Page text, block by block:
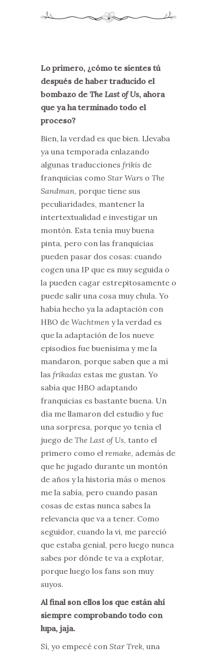
Lo primero, ¿cómo te sientes tú
después de haber traducido el
bombazo de The Last of Us, ahora
que ya ha terminado todo el
proceso?
Bien, la verdad es que bien. Llevaba
ya una temporada enlazando
algunas traducciones frikis de
franquicias como Star Wars o The
Sandman, porque tiene sus
peculiaridades, mantener la
intertextualidad e investigar un
montón. Esta tenía muy buena
pinta, pero con las franquicias
pueden pasar dos cosas: cuando
cogen una IP que es muy seguida o
la pueden cagar estrepitosamente o
puede salir una cosa muy chula. Yo
había hecho ya la adaptación con
HBO de Wachtmen y la verdad es
que la adaptación de los nueve
episodios fue buenísima y me la
mandaron, porque saben que a mí
las frikadas estas me gustan. Yo
sabía que HBO adaptando
franquicias es bastante buena. Un
día me llamaron del estudio y fue
una sorpresa, porque yo tenía el
juego de The Last of Us, tanto el
primero como el remake, además de
que he jugado durante un montón
de años y la historia más o menos
me la sabía, pero cuando pasan
cosas de estas nunca sabes la
relevancia que va a tener. Como
seguidor, cuando la vi, me pareció
que estaba genial, pero luego nunca
sabes por dónde te va a explotar,
porque luego los fans son muy
suyos.
Al final son ellos los que están ahí
siempre comprobando todo con
lupa, jaja.
Sí, yo empecé con Star Trek, una